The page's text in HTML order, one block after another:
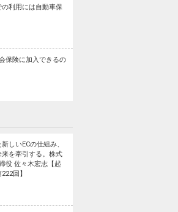
利用には自動車保
保険に加入できるの
しいECの仕組み、
を牽引する。株式
役 佐々木宏志【起
回】